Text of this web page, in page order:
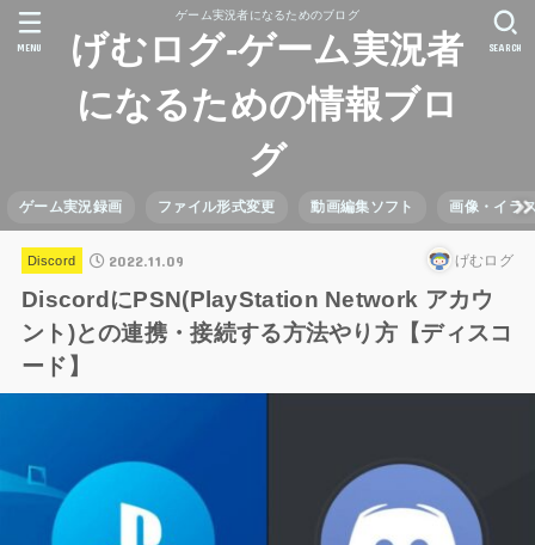
ゲーム実況者になるためのブログ
げむログ-ゲーム実況者
になるための情報ブロ
グ
ゲーム実況録画 ファイル形式変更 動画編集ソフト 画像・イラ
SEARCH
MENU
Discord 2022.11.09 げむログ
DiscordにPSN(PlayStation Network アカウ
ント)との連携・接続する方法やり方【ディスコ
ード】